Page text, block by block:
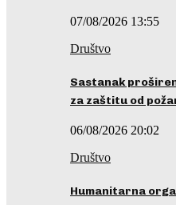
07/08/2026 13:55
Društvo
Sastanak
za zaštitu od
06/08/2026 20:02
Društvo
Humanitarna